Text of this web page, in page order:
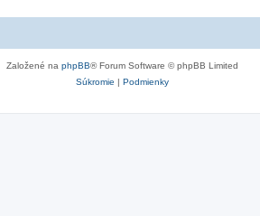
Založené na phpBB® Forum Software © phpBB Limited
Súkromie | Podmienky